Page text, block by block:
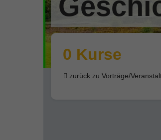
0 Kurse
zurück zu Vorträge/